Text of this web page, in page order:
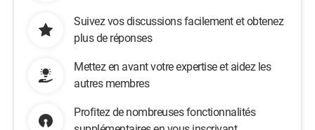
Suivez vos discussions facilement et obtenez
plus de réponses
Mettez en avant votre expertise et aidez les
autres membres
Profitez de nombreuses fonctionnalités